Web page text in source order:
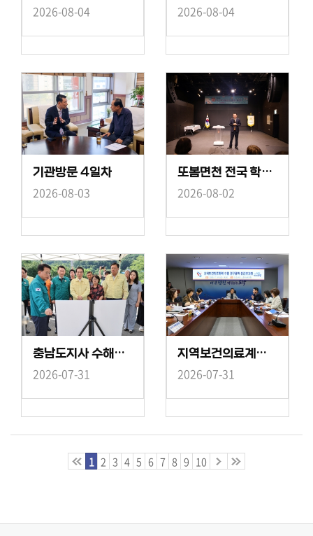
2026-08-04 2026-08-04
기관방문 4일차
2026-08-03
또봄면천 전국 학생미술실기대회 시상식
2026-08-02
충남도지사 수해대비 용현1통 마을회관 방문
2026-07-31
지역보건의료계획 수립 연구용역 중간보고회
2026-07-31
1 2 3 4 5 6 7 8 9 10